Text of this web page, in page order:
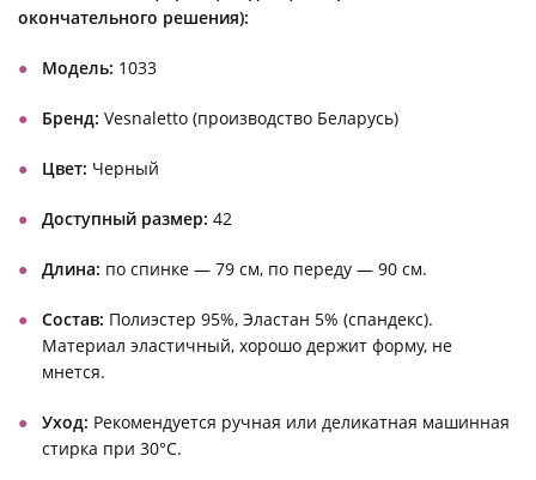
окончательного решения):
Модель: 1033
Бренд: Vesnaletto (производство Беларусь)
Цвет: Черный
Доступный размер: 42
Длина: по спинке — 79 см, по переду — 90 см.
Состав: Полиэстер 95%, Эластан 5% (спандекс).
Материал эластичный, хорошо держит форму, не
мнется.
Уход: Рекомендуется ручная или деликатная машинная
стирка при 30°C.